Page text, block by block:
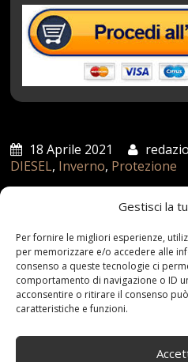
Gestisci la
Per fornire le migliori esperienze,
per memorizzare e/o accedere alle
consenso a queste tecnologie ci
comportamento di navigazione o ID
acconsentire o ritirare il consenso
caratteristiche e funzioni.
18 Aprile 2021
DIESEL, Inverno, Protezione
Articoli recenti
Assicurazione auto
da sapere
21 Aprile,2026
Range Rover:
25 Novembre,2024